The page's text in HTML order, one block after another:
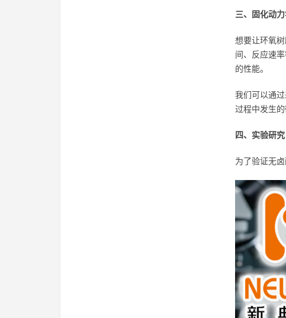
三、固化动
想要让环氧
间、反应速
的性能。
我们可以通
过程中发生
四、实验研
为了验证无